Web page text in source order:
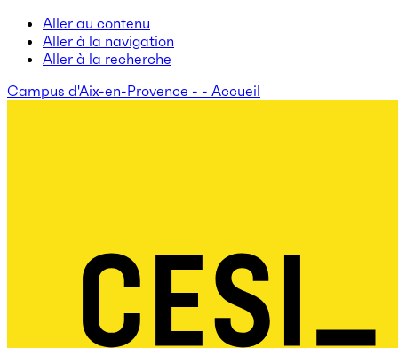
Aller au contenu
Aller à la navigation
Aller à la recherche
Campus d'Aix-en-Provence - - Accueil